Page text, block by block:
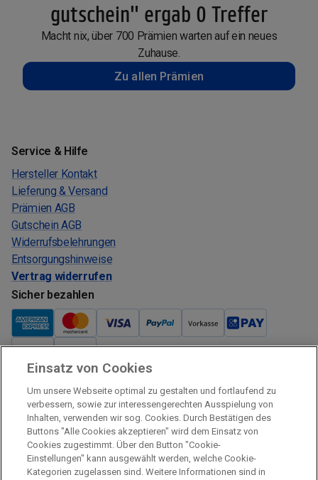
gutschein" ergab 0 Treffer
Macht nix, über 700 Prämien warten auf ein neues
Zuhause.
Zu allen Prämien
Service & Hilfe
Hersteller Kontakt
Lieferung & Versand
Prämien AGB
Gutschein AGB
Widerrufsbelehrungen
Entsorgungshinweise
Vertrag widerrufen
Sicher bezahlen
Verkauf und Versand
Kostenloser Versand:
Verkauf und Versand durch:
Verkauf Gutscheine durch:
Sicher einkaufen
Einsatz von Cookies
Um unsere Webseite optimal zu gestalten und fortlaufend zu
verbessern, sowie zur interessengerechten Ausspielung von
Inhalten, verwenden wir sog. Cookies. Durch Bestätigen des
Buttons "Alle Cookies akzeptieren" wird dem Einsatz von
Cookies zugestimmt. Über den Button "Cookie-
Einstellungen" kann ausgewählt werden, welche Cookie-
Kategorien zugelassen sind. Weitere Informationen sind in